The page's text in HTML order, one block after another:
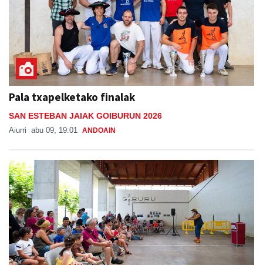
Pala txapelketako finalak
SAN ESTEBAN JAIAK GOIBURUN 2026
Aiurri abu 09, 19:01 ANDOAIN